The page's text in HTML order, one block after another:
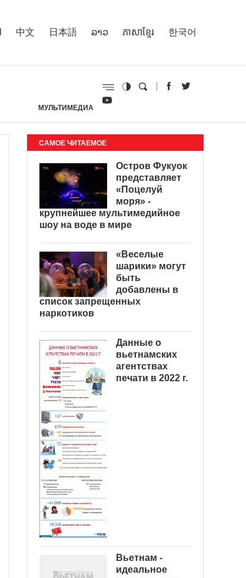
中文 日本語 ລາວ ភាសាខ្មែរ 한국어
МУЛЬТИМЕДИА
САМОЕ ЧИТАЕМОЕ
Остров Фукуок
представляет
«Поцелуй
моря» -
крупнейшее мультимедийное
шоу на воде в мире
«Веселые
шарики» могут
быть
добавлены в
список запрещенных
наркотиков
Данные о
вьетнамских
агентствах
печати в 2022 г.
Вьетнам -
идеальное